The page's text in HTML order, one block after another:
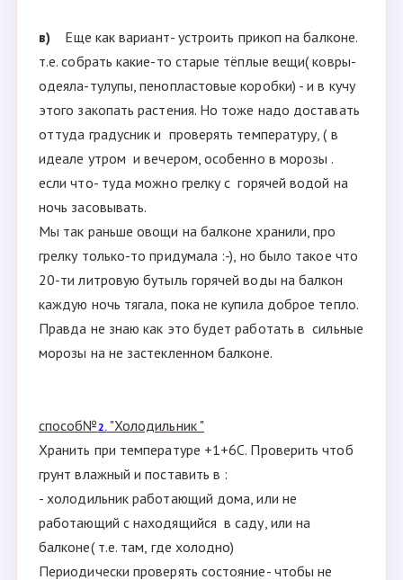
в)Еще как вариант- устроить прикоп на балконе.
т.е. собрать какие-то старые тёплые вещи( ковры-
одеяла-тулупы, пенопластовые коробки) - и в кучу
этого закопать растения. Но тоже надо доставать
оттуда градусник и проверять температуру, ( в
ночь засовывать.
Мы так раньше овощи на балконе хранили, про
грелку только-то придумала :-), но было такое что
20-ти литровую бутыль горячей воды на балкон
каждую ночь тягала, пока не купила доброе тепло.
Правда не знаю как это будет работать в сильные
морозы на не застекленном балконе.